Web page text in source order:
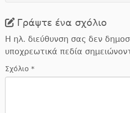
Γράψτε ένα σχόλιο
Η ηλ. διεύθυνση σας δεν
υποχρεωτικά πεδία
Σχόλιο *